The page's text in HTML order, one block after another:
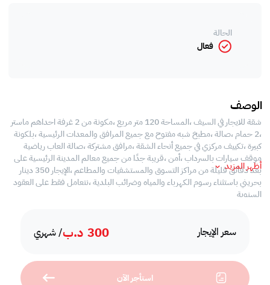
سعر الإيجار 300 د.ب/ شهري
استأجر الآن
الحالة
فعال
الوصف
شقة للايجار في السيف ،المساحة 120 متر مربع ،مكونة من 2 غرفة احداهم ماستر
،2 حمام ،صالة ،مطبخ شبه مفتوح مع جميع المرافق والمعدات الرئيسية ،بلكونة
كبيرة ،تكييف مركزي في جميع أنحاء الشقة ،مرافق مشتركة ،صالة العاب رياضية
موقف سيارات بالسرداب ،أمن ،قريبة جدًا من جميع معالم المدينة الرئيسية على
بعد دقائق قليلة من مراكز التسوق والمستشفيات والمطاعم ،الإيجار 350 دينار
بحريني باستثناء رسوم الكهرباء والمياه وضرائب البلدية ،نتعامل فقط على العقود
السنوية
أظهر المزيد